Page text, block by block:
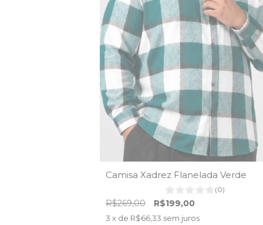
Camisa Xadrez Flanelada Verde
(0)
R$269,00 R$199,00
3 x de R$66,33 sem juros